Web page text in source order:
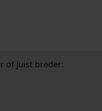
of juist breder: